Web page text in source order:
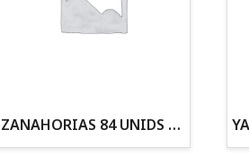
ZANAHORIAS 84 UNIDS EN DISPLAY